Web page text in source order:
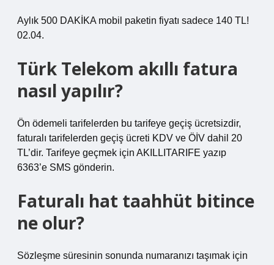
​​​​​​​​​​​​​​​​Aylık 500 DAKİKA mobil paketin fiyatı sadece 140 TL!
02.04.
Türk Telekom akıllı fatura
nasıl yapılır?
Ön ödemeli tarifelerden bu tarifeye geçiş ücretsizdir,
faturalı tarifelerden geçiş ücreti KDV ve ÖİV dahil 20
TL’dir. Tarifeye geçmek için AKILLITARIFE yazıp
6363’e SMS gönderin.
Faturalı hat taahhüt bitince
ne olur?
Sözleşme süresinin sonunda numaranızı taşımak için